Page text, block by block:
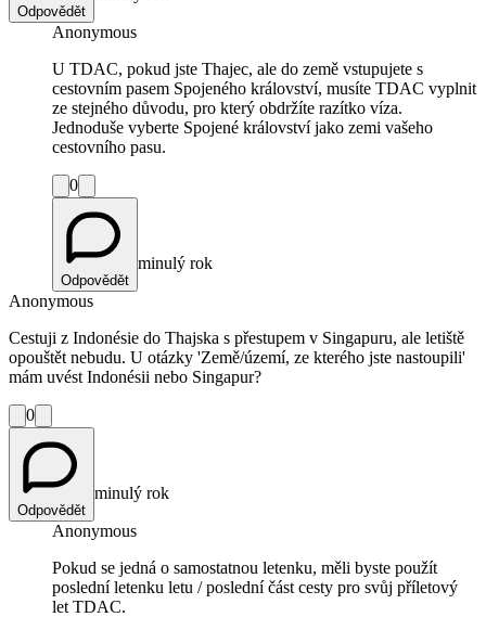
Odpovědět
Anonymous
U TDAC, pokud jste Thajec, ale do země vstupujete s
cestovním pasem Spojeného království, musíte TDAC vyplnit
ze stejného důvodu, pro který obdržíte razítko víza.
Jednoduše vyberte Spojené království jako zemi vašeho
cestovního pasu.
0
Odpovědět
minulý rok
Anonymous
Cestuji z Indonésie do Thajska s přestupem v Singapuru, ale letiště
opouštět nebudu. U otázky 'Země/území, ze kterého jste nastoupili'
mám uvést Indonésii nebo Singapur?
0
Odpovědět
minulý rok
Anonymous
Pokud se jedná o samostatnou letenku, měli byste použít
poslední letenku letu / poslední část cesty pro svůj příletový
let TDAC.